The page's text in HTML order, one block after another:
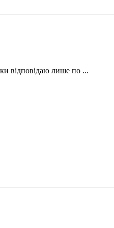
відповідаю лише по ...